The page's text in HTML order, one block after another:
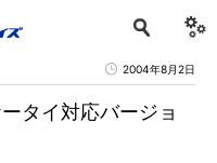
2004年8月2日
タイ対応バージョ